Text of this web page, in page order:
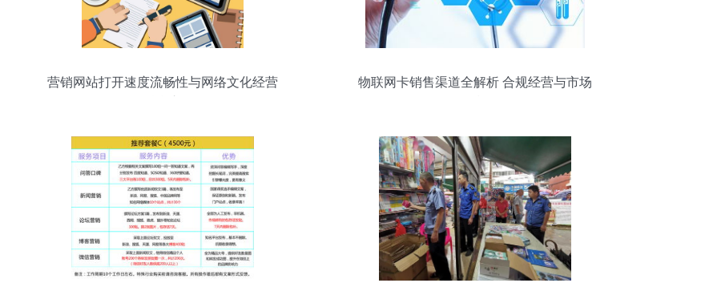
营销网站打开速度流畅性与网络文化经营
物联网卡销售渠道全解析 合规经营与市场